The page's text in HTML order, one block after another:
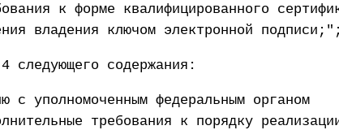
к форме квалифицированного
владения ключом электронной подписи;";
следующего содержания:
с уполномоченным федеральным органом
требования к порядку